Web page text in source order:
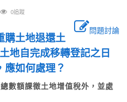
0追蹤
問題討論
購土地退還土
地自完成移轉登記之日
應如何處理？
數額課徵土地增值稅外，並處